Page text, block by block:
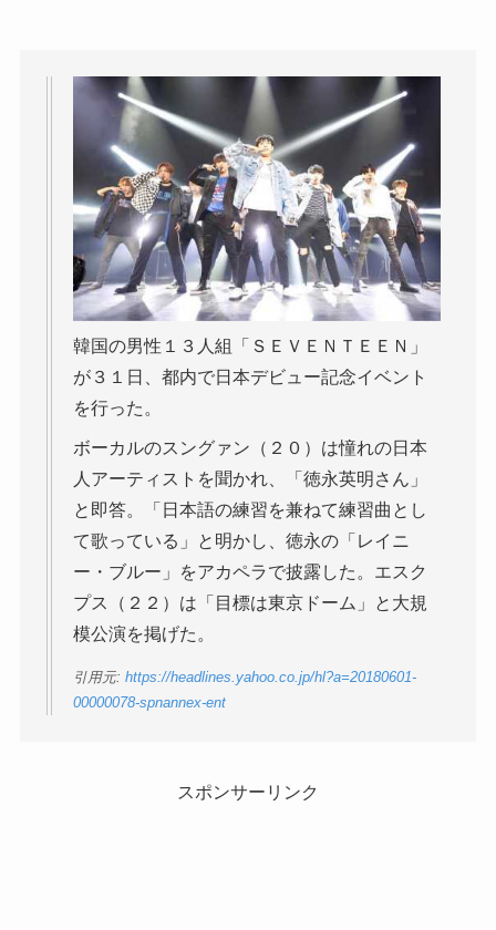
韓国の男性１３人組「ＳＥＶＥＮＴＥＥＮ」
が３１日、都内で日本デビュー記念イベント
を行った。
ボーカルのスングァン（２０）は憧れの日本
人アーティストを聞かれ、「徳永英明さん」
と即答。「日本語の練習を兼ねて練習曲とし
て歌っている」と明かし、徳永の「レイニ
ー・ブルー」をアカペラで披露した。エスク
プス（２２）は「目標は東京ドーム」と大規
模公演を掲げた。
引用元: https://headlines.yahoo.co.jp/hl?a=20180601-
00000078-spnannex-ent
スポンサーリンク